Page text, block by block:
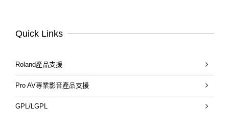
Quick Links
Roland產品支援
Pro AV專業影音產品支援
GPL/LGPL